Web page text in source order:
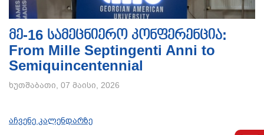
მე-16 სამეცნიერო კონფერენცია:
From Mille Septingenti Anni to
Semiquincentennial
ხუთშაბათი, 07 მაისი, 2026
აჩვენე კალენდარზე